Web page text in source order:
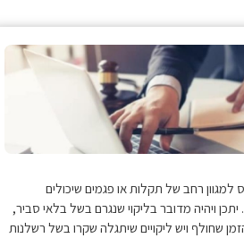
רחב של תקלות או פגמים שיכולים
מדובר בליקוי שנגרם בשל בלאי סביר,
ויש ליקויים שיתגלה שקרו בשל רשלנות